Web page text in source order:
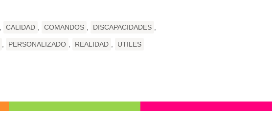
CALIDAD COMANDOS DISCAPACIDADES
PERSONALIZADO REALIDAD UTILES